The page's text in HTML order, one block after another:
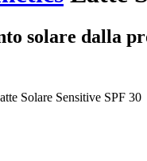
solare dalla
Solare Sensitive SPF 30